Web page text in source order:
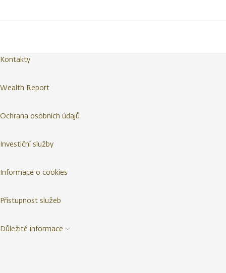
Kontakty
Wealth Report
Ochrana osobních údajů
Investiční služby
Informace o cookies
Přístupnost služeb
Důležité informace